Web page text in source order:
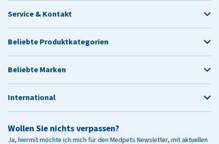
Wollen Sie nichts verpassen?
Ja, hiermit möchte ich mich für den Medpets Newsletter, mit aktuellen
Service & Kontakt
Beliebte Produktkategorien
Beliebte Marken
International